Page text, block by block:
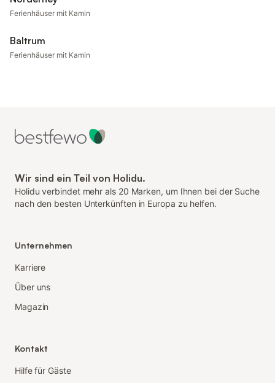
Ferienhäuser mit Kamin
Baltrum
Ferienhäuser mit Kamin
Wir sind ein Teil von Holidu.
Holidu verbindet mehr als 20 Marken, um Ihnen bei der Suche
nach den besten Unterkünften in Europa zu helfen.
Unternehmen
Karriere
Über uns
Magazin
Kontakt
Hilfe für Gäste